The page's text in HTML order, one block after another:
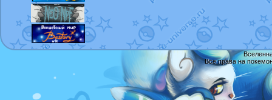
Все права на